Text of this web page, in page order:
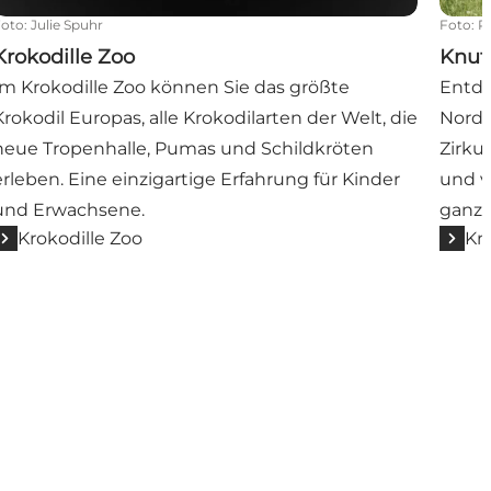
: Julie Spuhr
Zoo
Krokodille Zoo können Sie das größte
Europas, alle Krokodilarten der Welt, die
Tropenhalle, Pumas und Schildkröten
Eine einzigartige Erfahrung für Kinder
Erwachsene.
Krokodille Zoo
Foto:
und